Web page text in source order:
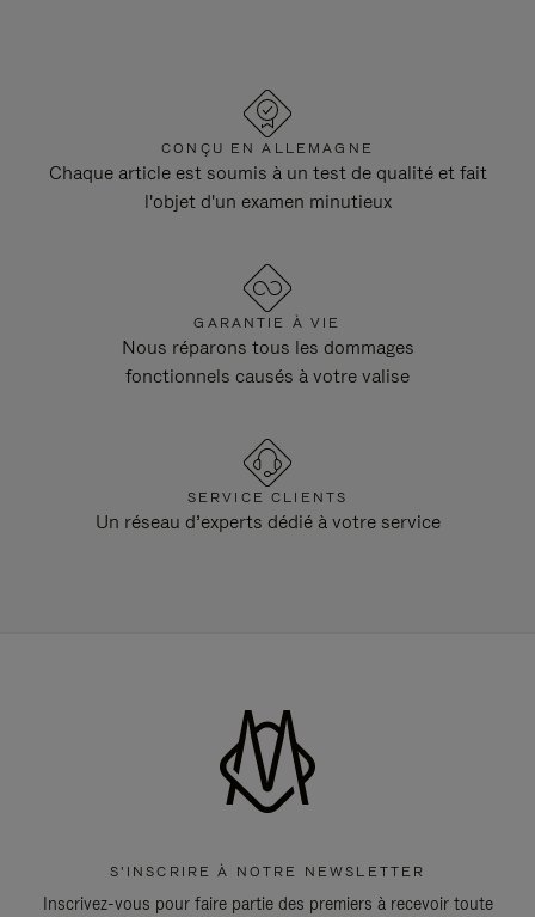
CONÇU EN ALLEMAGNE
Chaque article est soumis à un test de qualité et fait
l'objet d'un examen minutieux
GARANTIE À VIE
Nous réparons tous les dommages
fonctionnels causés à votre valise
SERVICE CLIENTS
Un réseau d’experts dédié à votre service
S'INSCRIRE À NOTRE NEWSLETTER
Inscrivez-vous pour faire partie des premiers à recevoir toute